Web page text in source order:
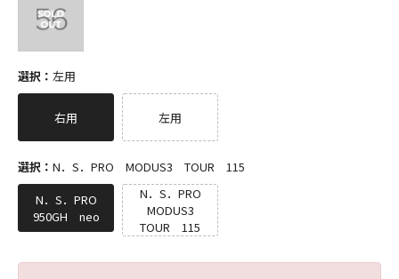
選択： 左用
右用 左用
選択： N．S．PRO MODUS3 TOUR 115
N．S．PRO
950GH neo
N．S．PRO
MODUS3
TOUR 115